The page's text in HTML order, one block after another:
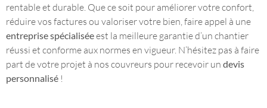
rentable et durable. Que ce soit pour améliorer votre confort,
réduire vos factures ou valoriser votre bien, faire appel à une
entreprise spécialiséeest la meilleure garantie d’un chantier
réussi et conforme aux normes en vigueur. N’hésitez pas à faire
part de votre projet à nos couvreurs pour recevoir un devis
personnalisé !